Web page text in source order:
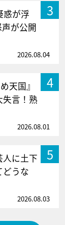
3
惑が浮
が公開
2026.08.04
4
天国』
失言！熟
2026.08.01
5
人に土下
どうな
2026.08.03